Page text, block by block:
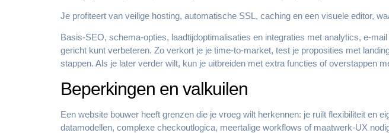
Je profiteert van veilige hosting, automatische SSL, caching en een visuele editor,
Basis-SEO, schema-opties, laadtijdoptimalisaties en integraties met analytics, e-
gericht kunt verbeteren. Zo verkort je je time-to-market, test je proposities met
stappen. Als je later verder wilt, kun je uitbreiden met extra functies of overstappen
Beperkingen en valkuilen
Een website bouwer heeft grenzen die je vroeg wilt herkennen: je ruilt flexibiliteit en
datamodellen, complexe checkoutlogica, meertalige workflows of maatwerk-UX